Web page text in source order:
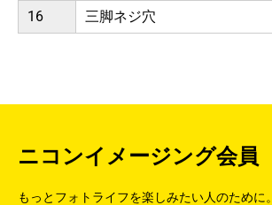
16
三脚ネジ穴
ニコンイメージング会員
もっとフォトライフを楽しみたい人のために。